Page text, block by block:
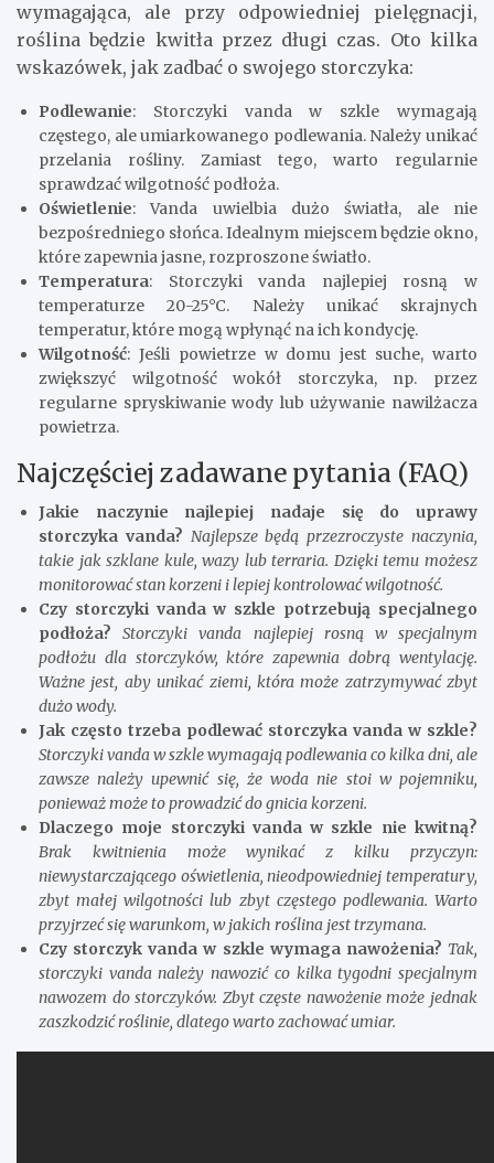
wymagająca, ale przy odpowiedniej pielęgnacji,
roślina będzie kwitła przez długi czas. Oto kilka
wskazówek, jak zadbać o swojego storczyka:
Podlewanie: Storczyki vanda w szkle wymagają
częstego, ale umiarkowanego podlewania. Należy unikać
przelania rośliny. Zamiast tego, warto regularnie
sprawdzać wilgotność podłoża.
Oświetlenie: Vanda uwielbia dużo światła, ale nie
bezpośredniego słońca. Idealnym miejscem będzie okno,
które zapewnia jasne, rozproszone światło.
Temperatura: Storczyki vanda najlepiej rosną w
temperaturze 20-25°C. Należy unikać skrajnych
temperatur, które mogą wpłynąć na ich kondycję.
Wilgotność: Jeśli powietrze w domu jest suche, warto
zwiększyć wilgotność wokół storczyka, np. przez
regularne spryskiwanie wody lub używanie nawilżacza
powietrza.
Najczęściej zadawane pytania (FAQ)
Jakie naczynie najlepiej nadaje się do uprawy
storczyka vanda? Najlepsze będą przezroczyste naczynia,
takie jak szklane kule, wazy lub terraria. Dzięki temu możesz
monitorować stan korzeni i lepiej kontrolować wilgotność.
Czy storczyki vanda w szkle potrzebują specjalnego
podłoża?
Storczyki vanda najlepiej rosną w specjalnym
podłożu dla storczyków, które zapewnia dobrą wentylację.
Ważne jest, aby unikać ziemi, która może zatrzymywać zbyt
dużo wody.
Jak często trzeba podlewać storczyka vanda w szkle?
Storczyki vanda w szkle wymagają podlewania co kilka dni, ale
zawsze należy upewnić się, że woda nie stoi w pojemniku,
ponieważ może to prowadzić do gnicia korzeni.
Dlaczego moje storczyki vanda w szkle nie kwitną?
Brak kwitnienia może wynikać z kilku przyczyn:
niewystarczającego oświetlenia, nieodpowiedniej temperatury,
zbyt małej wilgotności lub zbyt częstego podlewania. Warto
przyjrzeć się warunkom, w jakich roślina jest trzymana.
Czy storczyk vanda w szkle wymaga nawożenia? Tak,
storczyki vanda należy nawozić co kilka tygodni specjalnym
nawozem do storczyków. Zbyt częste nawożenie może jednak
zaszkodzić roślinie, dlatego warto zachować umiar.